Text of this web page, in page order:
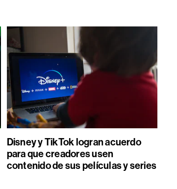
Disney y TikTok logran acuerdo
para que creadores usen
contenido de sus películas y series